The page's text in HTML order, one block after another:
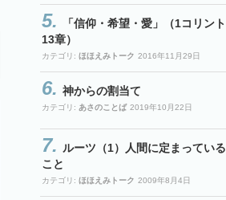
「信仰・希望・愛」（1コリント
13章）
カテゴリ: ほほえみトーク 2016年11月29日
神からの割当て
カテゴリ: あさのことば 2019年10月22日
ルーツ（1）人間に定まっている
こと
カテゴリ: ほほえみトーク 2009年8月4日